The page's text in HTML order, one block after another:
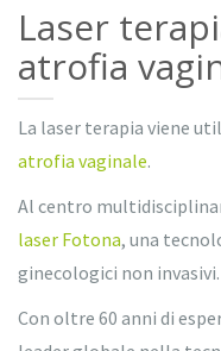
Laser
atrofia
La laser terapia viene
atrofia vaginale.
Al centro
laser Fotona, una
ginecologici non invasivi.
Con oltre 60 anni di